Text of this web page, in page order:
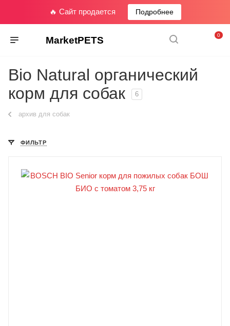
🔥 Сайт продается Подробнее
MarketPETS 0
Bio Natural органический
корм для собак
6
архив для собак
ФИЛЬТР